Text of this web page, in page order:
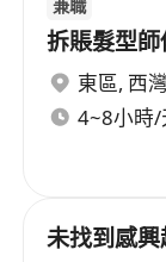
兼職
拆賬髮型師
東區, 西
4~8小時/
未找到感興